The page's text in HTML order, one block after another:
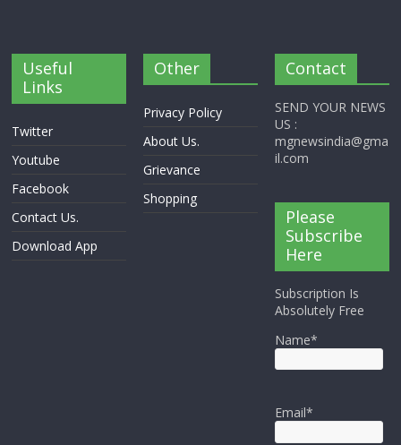
Useful
Links
Twitter
Youtube
Facebook
Contact Us.
Download App
Other
Privacy Policy
About Us.
Grievance
Shopping
Contact
SEND YOUR NEWS
US :
mgnewsindia@gma
il.com
Please
Subscribe
Here
Subscription Is
Absolutely Free
Name*
Email*